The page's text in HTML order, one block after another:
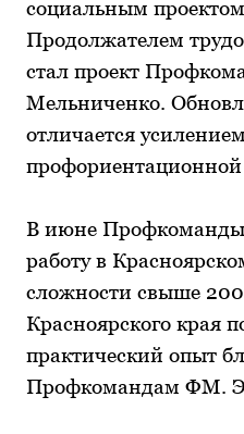
социальным
Продолжателем
стал проект
Мельниченко.
отличается усилением
В июне
работу в
сложности свыше
Красноярского края
практический опыт
Профкомандам ФМ.